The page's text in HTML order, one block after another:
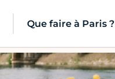
Que faire à Paris ?